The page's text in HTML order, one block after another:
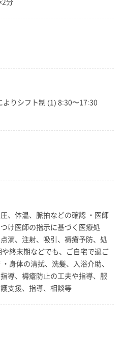
りシフト制 (1) 8:30〜17:30
、体温、脈拍などの確認 ・医師
け医師の指示に基づく医療処
滴、注射、吸引、褥瘡予防、処
終末期などでも、ご自宅で過ご
身体の清拭、洗髪、入浴介助、
導、褥瘡防止の工夫や指導、服
支援、指導、相談等